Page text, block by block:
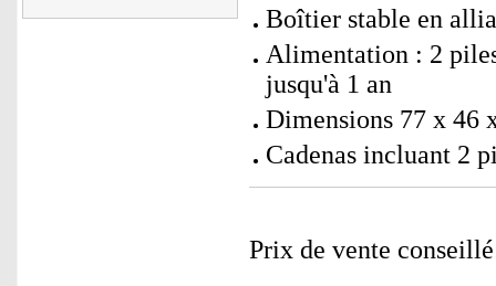
Boîtier stable en
Alimentation : 2
jusqu'à 1 an
Dimensions 77 x 46
Cadenas incluant 2
Prix de vente